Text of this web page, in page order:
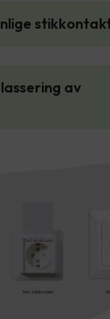
av